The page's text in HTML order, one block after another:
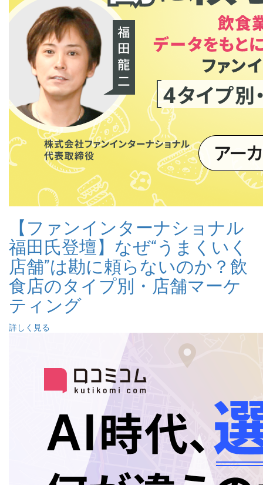
【ファンインターナショナル
福田氏登壇】なぜ“うまくいく
店舗”は勘に頼らないのか？飲
食店のタイプ別・店舗マーケ
ティング
詳しく見る